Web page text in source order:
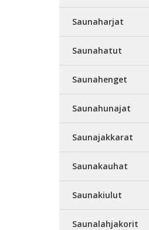
Saunaharjat
Saunahatut
Saunahenget
Saunahunajat
Saunajakkarat
Saunakauhat
Saunakiulut
Saunalahjakorit